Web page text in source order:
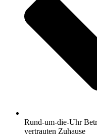
Rund-um-die-Uhr
vertrauten Zuhause